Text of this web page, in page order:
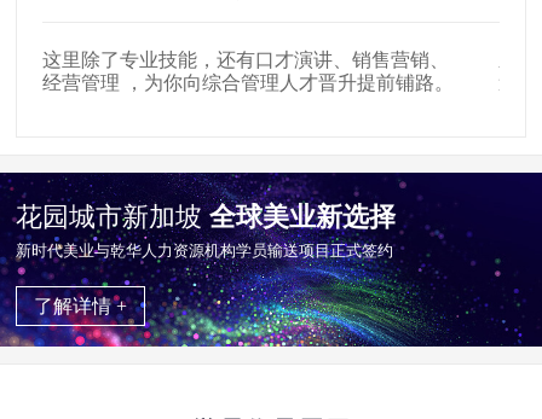
这里除了专业技能，还有口才演讲、销售营销、
经营管理 ，为你向综合管理人才晋升提前铺路。
遍布
花园城市新加坡全球美业新选择
新时代美业与乾华⼈⼒资源机构学员输送项目正式签约
了解详情 +